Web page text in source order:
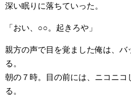
深い眠りに落ちていった。
「おい、○○。起きろや」
親方の声で目を覚ました俺は、バ
る。
朝の７時。目の前には、ニコニコ
る。